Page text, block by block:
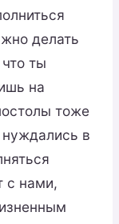
делать
ты
на
тоже
в
с нами,